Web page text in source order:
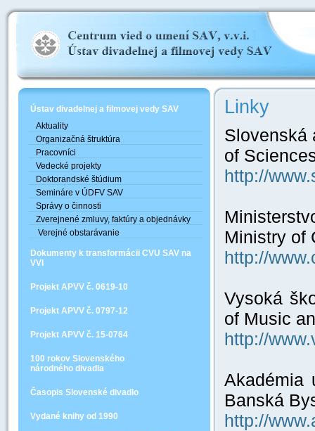
Ústav divadelnej a filmovej vedy SAV
Aktuality
Organizačná štruktúra
Pracovníci
Vedecké projekty
Doktorandské štúdium
Semináre v ÚDFV SAV
Správy o činnosti
Zverejnené zmluvy, faktúry a objednávky
Verejné obstarávanie
Dokumenty k transformácii CVU SAV na
VVI
Projekt APVV č. 0619-10
Projekt APVV č. 0797-12
Projekt APVV č. 15-0764
100 rokov Slovenského
národného divadla
Časopis Slovenské divadlo
Vydané knihy od 1990
Linky
Slovenská
of
http://
Ministry of
http://
Vysoká
of Music
http://
Akadémia
Banská
http://